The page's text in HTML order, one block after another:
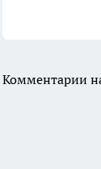
Комментарии